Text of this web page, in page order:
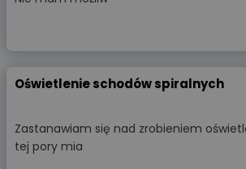
Oświetlenie schodów spiralnych
Zastanawiam się nad zrobieniem
tej pory mia